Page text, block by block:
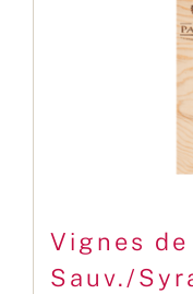
Vignes
Sauv./